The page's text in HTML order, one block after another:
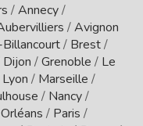
/Annecy/
/Avignon
/ Brest/
Dijon /Grenoble / Le
Lyon / Marseille /
/ Nancy/
Orléans / Paris /